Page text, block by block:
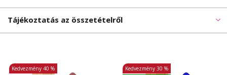
Tájékoztatás az összetételről
Kedvezmény 40 %
Kedvezmény 30 %